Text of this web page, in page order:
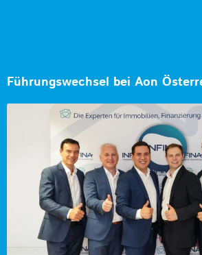
Führungswechsel bei Aon